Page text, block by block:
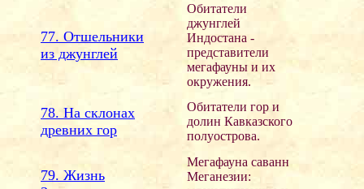
77. Отшельники
из джунглей
Обитатели
джунглей
Индостана -
представители
мегафауны и их
окружения.
78. На склонах
древних гор
Обитатели гор и
долин Кавказского
полуострова.
79. Жизнь
Мегафауна саванн
Меганезии: